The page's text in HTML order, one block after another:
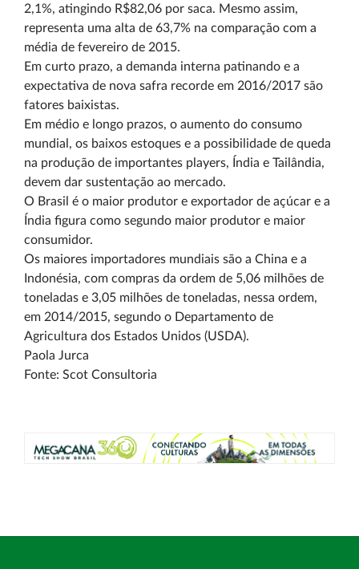
2,1%, atingindo R$82,06 por saca. Mesmo assim,
representa uma alta de 63,7% na comparação com a
média de fevereiro de 2015.
Em curto prazo, a demanda interna patinando e a
expectativa de nova safra recorde em 2016/2017 são
fatores baixistas.
Em médio e longo prazos, o aumento do consumo
mundial, os baixos estoques e a possibilidade de queda
na produção de importantes players, Índia e Tailândia,
devem dar sustentação ao mercado.
O Brasil é o maior produtor e exportador de açúcar e a
Índia figura como segundo maior produtor e maior
consumidor.
Os maiores importadores mundiais são a China e a
Indonésia, com compras da ordem de 5,06 milhões de
toneladas e 3,05 milhões de toneladas, nessa ordem,
em 2014/2015, segundo o Departamento de
Agricultura dos Estados Unidos (USDA).
Paola Jurca
Fonte: Scot Consultoria